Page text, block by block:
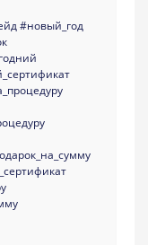
#новый_год